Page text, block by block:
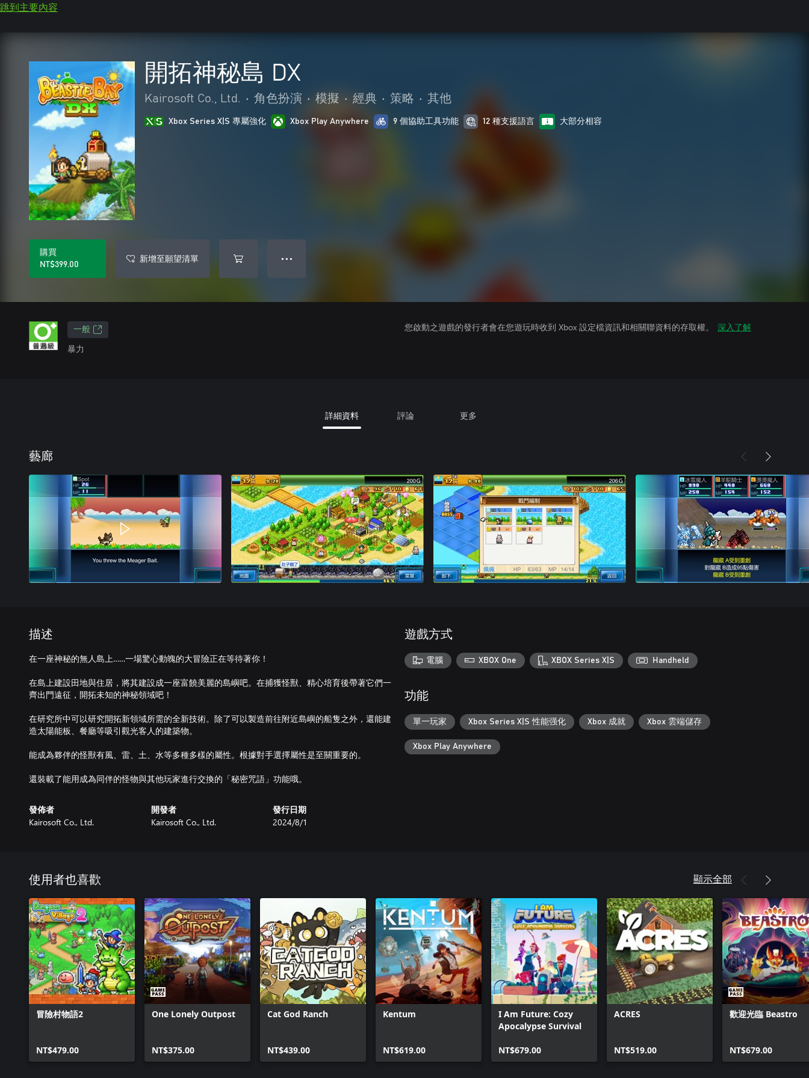
跳到主要內容
開拓神秘島 DX
Kairosoft Co., Ltd. • 角色扮演 • 模擬 • 經典 • 策略 • 其他
Xbox Series X|S 專屬強化 Xbox Play Anywhere 9 個協助工具功能 12 種支援語言 大部分相容
購買
NT$399.00
新增至願望清單 ● ● ●
一般
暴力
您啟動之遊戲的發行者會在您遊玩時收到 Xbox 設定檔資訊和相關聯資料的存取權。 深入了解
詳細資料 評論 更多
藝廊
描述
在一座神秘的無人島上……一場驚心動魄的大冒險正在等待著你！
在島上建設田地與住居，將其建設成一座富饒美麗的島嶼吧。在捕獲怪獸、精心培育後帶著它們一
齊出門遠征，開拓未知的神秘領域吧！
在研究所中可以研究開拓新領域所需的全新技術。除了可以製造前往附近島嶼的船隻之外，還能建
造太陽能板、餐廳等吸引觀光客人的建築物。
能成為夥伴的怪獸有風、雷、土、水等多種多樣的屬性。根據對手選擇屬性是至關重要的。
還裝載了能用成為同伴的怪物與其他玩家進行交換的「秘密咒語」功能哦。
發佈者
Kairosoft Co., Ltd.
開發者
Kairosoft Co., Ltd.
發行日期
2024/8/1
遊戲方式
電腦 XBOX One XBOX Series X|S Handheld
功能
單一玩家 Xbox Series X|S 性能强化 Xbox 成就 Xbox 雲端儲存
Xbox Play Anywhere
使用者也喜歡 顯示全部
冒險村物語2
NT$479.00
One Lonely Outpost
NT$375.00
Cat God Ranch
NT$439.00
Kentum
NT$619.00
I Am Future: Cozy
Apocalypse Survival
NT$679.00
ACRES
NT$519.00
歡迎光臨 Beastro
NT$679.00